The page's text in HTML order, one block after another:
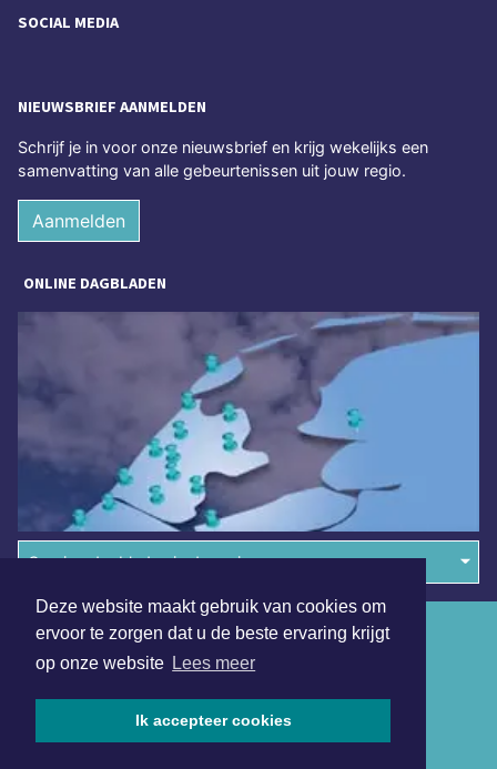
Deze website maakt gebruik van cookies om
ervoor te zorgen dat u de beste ervaring krijgt
op onze website Lees meer
Ik accepteer cookies
SOCIAL MEDIA
NIEUWSBRIEF AANMELDEN
Schrijf je in voor onze nieuwsbrief en krijg wekelijks een
samenvatting van alle gebeurtenissen uit jouw regio.
Aanmelden
ONLINE DAGBLADEN
Overige dagbladen in de regio
Algemene voorwaarden
Disclaimer